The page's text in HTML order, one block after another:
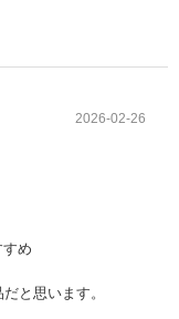
2026-02-26
め
と思います。